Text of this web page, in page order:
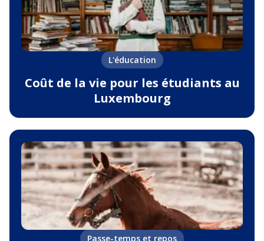
L'éducation
Coût de la vie pour les étudiants au
Luxembourg
Passe-temps et repos